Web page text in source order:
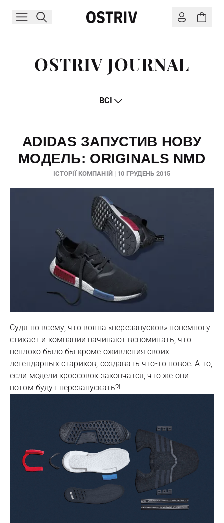
OSTRIV JOURNAL
ВСІ
ADIDAS ЗАПУСТИВ НОВУ
МОДЕЛЬ: ORIGINALS NMD
ІСТОРІЇ КОМПАНІЙ | 10 ГРУДЕНЬ 2015
Судя по всему, что волна «перезапусков» понемногу
стихает и компании начинают вспоминать, что
неплохо было бы кроме оживления своих
легендарных стариков, создавать что-то новое. А то,
если модели кроссовок закончатся, что же они
потом будут перезапускать?!